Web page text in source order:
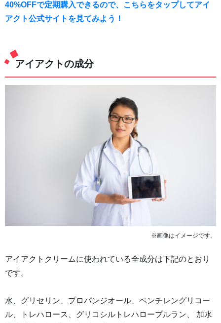
40%OFFで定期購入できるので、こちらをタップしてアイ
アクト公式サイトを見てみよう！
アイアクトの成分
※画像はイメージです。
アイアクトクリームに使われている全成分は下記のとおり
です。
水、グリセリン、プロパンジオール、ペンチレングリコー
ル、トレハロース、グリコシルトレハロープルラン、 加水